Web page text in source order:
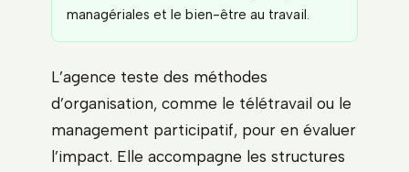
managériales et le bien-être au travail.
L’agence teste des méthodes
d’organisation, comme le télétravail ou le
management participatif, pour en évaluer
l’impact. Elle accompagne les structures